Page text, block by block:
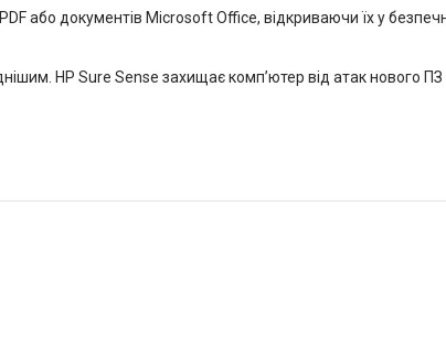
або документів Microsoft Office, відкриваючи їх у
HP Sure Sense захищає комп’ютер від атак нового